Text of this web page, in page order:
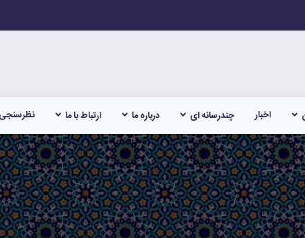
اخبار چندرسانه ای درباره ما ارتباط با ما نظرسنجی